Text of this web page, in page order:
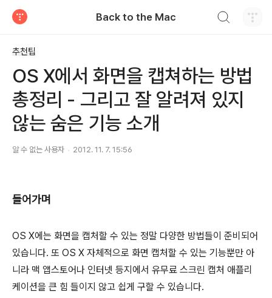
Back to the Mac
추천팁
OS X에서 화면을 캡쳐하는 방법
총정리 - 그리고 잘 알려져 있지
않는 숨은 기능 소개
알 수 없는 사용자 2012. 11. 7. 15:56
들어가며
OS X에는 화면을 캡처할 수 있는 정말 다양한 방법들이 준비되어
있습니다. 또 OS X 자체적으로 화면 캡처할 수 있는 기능뿐만 아
니라 맥 앱스토어나 인터넷 등지에서 유무료 스크린 캡처 애플리
케이션을 큰 힘 들이지 않고 쉽게 구할 수 있습니다.